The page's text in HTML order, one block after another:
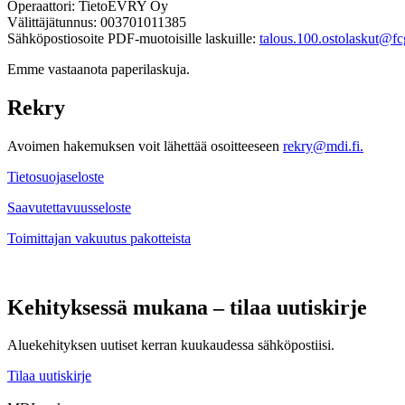
Operaattori: TietoEVRY Oy
Välittäjätunnus: 003701011385
Sähköpostiosoite PDF-muotoisille laskuille:
Emme vastaanota paperilaskuja.
Rekry
Avoimen hakemuksen voit lähettää osoitteeseen rekry@mdi.fi.
Tietosuojaseloste
Saavutettavuusseloste
Toimittajan vakuutus pakotteista
Kehityksessä mukana – tilaa uutiskirje
Aluekehityksen uutiset kerran kuukaudessa sähköpostiisi.
Tilaa uutiskirje